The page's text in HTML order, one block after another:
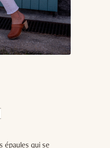
épaules qui se